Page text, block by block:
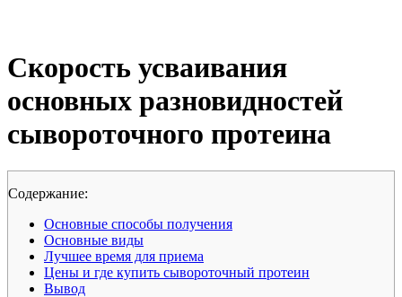
Скорость усваивания
основных разновидностей
сывороточного протеина
Cодержание:
Основные способы получения
Основные виды
Лучшее время для приема
Цены и где купить сывороточный протеин
Вывод